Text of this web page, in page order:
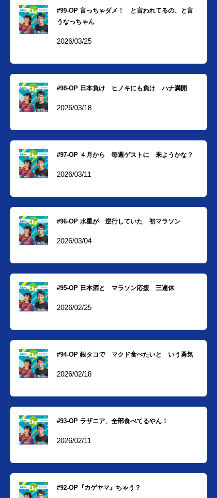
#99-OP 言っちゃダメ！ と言われてるの、と言
うなっちゃん
2026/03/25
#98-OP 日本負け ヒノキにも負け ハナ満開
2026/03/18
#97-OP ４月から 毎週ゲストに 来ようかな？
2026/03/11
#96-OP 水星が 逆行していた 初マラソン
2026/03/04
#95-OP 日本酒と マラソン応援 三連休
2026/02/25
#94-OP 銀タコで マクド食べたいと いう勇気
2026/02/18
#93-OP ラザニア、全部食べてるやん！
2026/02/11
#92-OP『カゲヤマ』ちゃう？